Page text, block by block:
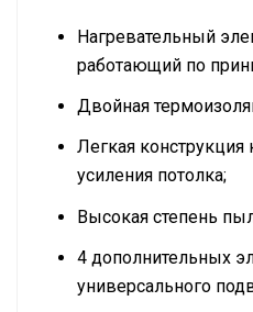
Нагревательный
работающий по
Двойная
Легкая конструкция
усиления потолка;
Высокая степень
4 дополнительных
универсального